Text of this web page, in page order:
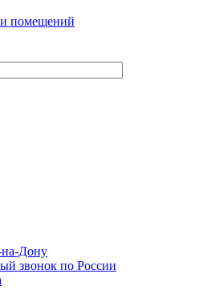
помещений
на-Дону
звонок по России